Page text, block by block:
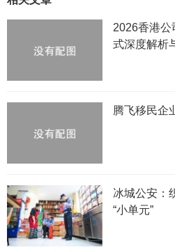
2026香港公
式深度解析
腾飞移民企
冰城公安：
“小单元”